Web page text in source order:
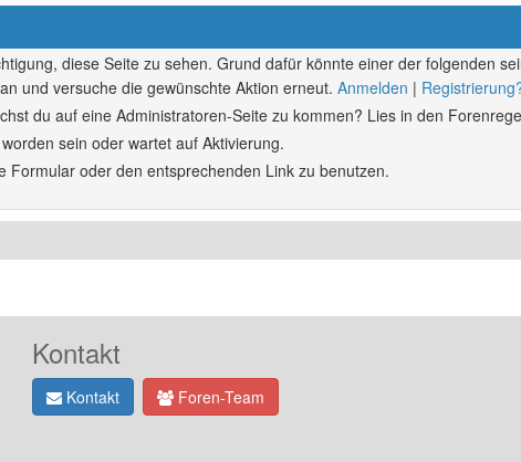
diese Seite zu sehen. Grund dafür könnte einer der folgenden
und versuche die gewünschte Aktion erneut. Anmelden |
du auf eine Administratoren-Seite zu kommen? Lies in den
sein oder wartet auf Aktivierung.
oder den entsprechenden Link zu benutzen.
Kontakt
Kontakt Foren-Team